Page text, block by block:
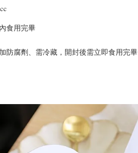
食用完畢
防腐劑、需冷藏，開封後需立即食用完畢